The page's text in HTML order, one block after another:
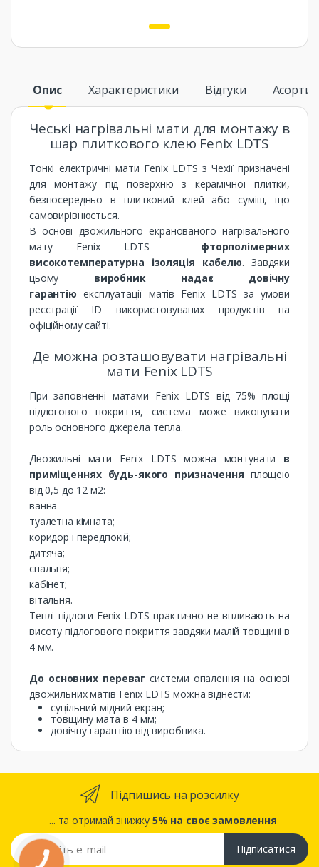
Опис Характеристики Відгуки
Чеські нагрівальні мати для монтажу в
шар плиткового клею Fenix ​​LDTS
Тонкі електричні мати Fenix ​​LDTS з Чехії призначені
для монтажу під поверхню з керамічної плитки,
безпосередньо в плитковий клей або суміш, що
самовирівнюється.
В основі двожильного екранованого нагрівального
мату Fenix ​​LDTS - фторполімерних
високотемпературна ізоляція кабелю. Завдяки
цьому виробник надає довічну
гарантію експлуатації матів Fenix ​​LDTS за умови
реєстрації ID використовуваних продуктів на
офіційному сайті.
Де можна розташовувати нагрівальні
мати Fenix ​​LDTS
При заповненні матами Fenix ​​LDTS від 75% площі
підлогового покриття, система може виконувати
роль основного джерела тепла.
Двожильні мати Fenix ​​LDTS можна монтувати в
приміщеннях будь-якого призначення площею
від 0,5 до 12 м2:
ванна
туалетна кімната;
коридор і передпокій;
дитяча;
спальня;
кабінет;
вітальня.
Теплі підлоги Fenix ​​LDTS практично не впливають на
висоту підлогового покриття завдяки малій товщині в
4 мм.
До основних переваг системи опалення на основі
двожильних матів Fenix ​​LDTS можна віднести:
суцільний мідний екран;
товщину мата в 4 мм;
довічну гарантію від виробника.
Підпишись на розсилку
... та отримай знижку 5% на своє замовлення
Підписатися
КНОПКА
ЗВ'ЯЗКУ